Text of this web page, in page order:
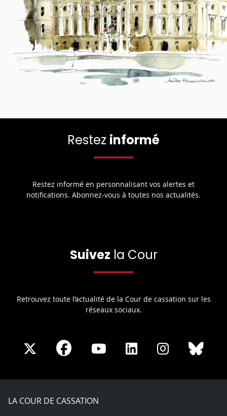
Restez informé
Restez informé en personnalisant vos alertes et
notifications. Abonnez-vous à toutes nos actualités.
Suivez la Cour
Retrouvez toute l’actualité de la Cour de cassation sur les
réseaux sociaux.
Share
X
Share
Facebook
Share
Youtube
Share
LinkedIn
Share
Instagram
LA COUR DE CASSATION